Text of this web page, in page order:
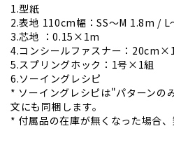
1.型紙
2.表地 110cm幅：SS～M 1.8m / L
3.芯地 ：0.15×1m
4.コンシールファスナー：
5.スプリングホック：1号×1組
6.ソーイングレシピ
* ソーイングレシピは"パターンの
文にも同梱します。
* 付属品の在庫が無くなった場合、